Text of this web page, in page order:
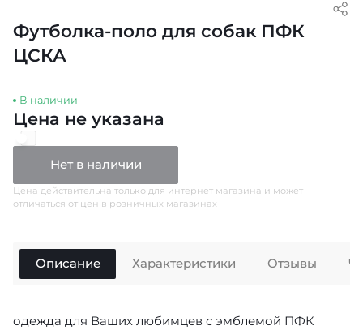
Футболка-поло для собак ПФК
ЦСКА
В наличии
Цена не указана
Нет в наличии
Цена действительна только для интернет магазина и может
отличаться от цен в розничных магазинах
Описание
одежда для Ваших любимцев с эмблемой ПФК
Характеристики Отзывы